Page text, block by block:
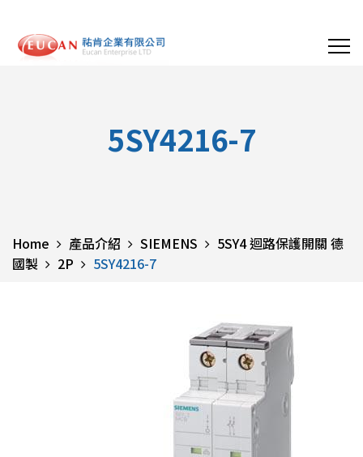
5SY4216-7
Home 產品介紹 SIEMENS
5SY4 迴路保護開關 德
國製
2P 5SY4216-7